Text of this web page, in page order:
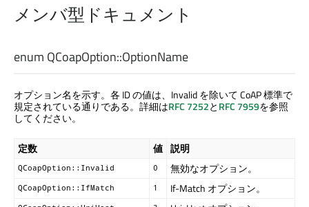
メンバ型ドキュメント
enum QCoapOption::OptionName
オプション名を示す。各 ID の値は、Invalid を除いて CoAP 標準で
規定されている通りである。詳細はRFC 7252とRFC 7959を参照
してください。
定数 値 説明
QCoapOption::Invalid 0 無効なオプション。
QCoapOption::IfMatch 1 If-Match オプション。